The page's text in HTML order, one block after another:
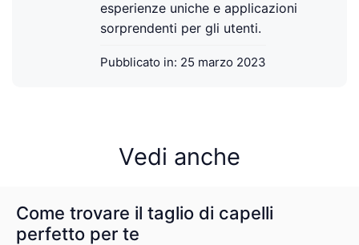
esperienze uniche e applicazioni
sorprendenti per gli utenti.
Pubblicato in: 25 marzo 2023
Vedi anche
Come trovare il taglio di capelli
perfetto per te